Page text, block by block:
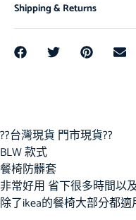
Shipping & Returns
??台灣現貨 門市現貨??
BLW 款式
餐椅防髒套
非常好用 省下很多時間以
除了ikea的餐椅大部分都適